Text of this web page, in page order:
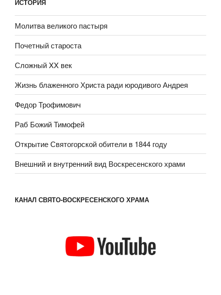
ИСТОРИЯ
Молитва великого пастыря
Почетный староста
Сложный XX век
Жизнь блаженного Христа ради юродивого Андрея
Федор Трофимович
Раб Божий Тимофей
Открытие Святогорской обители в 1844 году
Внешний и внутренний вид Воскресенского храми
КАНАЛ СВЯТО-ВОСКРЕСЕНСКОГО ХРАМА